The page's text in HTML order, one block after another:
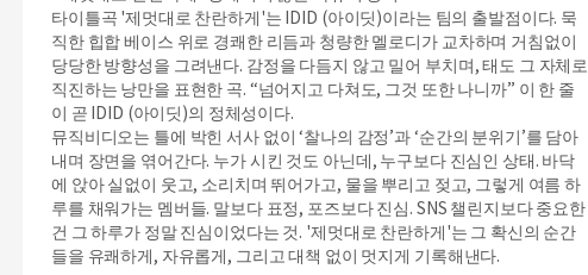
타이틀곡 '제멋대로 찬란하게'는 IDID (아이딧)이라는 팀의 출발점이다. 묵
직한 힙합 베이스 위로 경쾌한 리듬과 청량한 멜로디가 교차하며 거침없이
당당한 방향성을 그려낸다. 감정을 다듬지 않고 밀어 부치며, 태도 그 자체로
직진하는 낭만을 표현한 곡. “넘어지고 다쳐도, 그것 또한 나니까” 이 한 줄
이 곧 IDID (아이딧)의 정체성이다.
뮤직비디오는 틀에 박힌 서사 없이 ‘찰나의 감정’과 ‘순간의 분위기’를 담아
내며 장면을 엮어간다. 누가 시킨 것도 아닌데, 누구보다 진심인 상태. 바닥
에 앉아 실없이 웃고, 소리치며 뛰어가고, 물을 뿌리고 젖고, 그렇게 여름 하
루를 채워가는 멤버들. 말보다 표정, 포즈보다 진심. SNS 챌린지보다 중요한
건 그 하루가 정말 진심이었다는 것. '제멋대로 찬란하게'는 그 확신의 순간
들을 유쾌하게, 자유롭게, 그리고 대책 없이 멋지게 기록해낸다.